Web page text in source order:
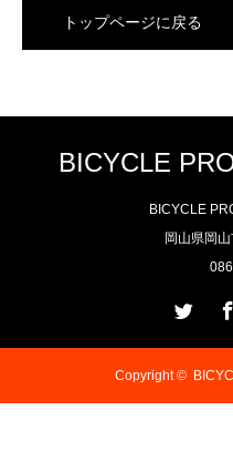
トップページに戻る
BICYCLE
BICYCLE
岡山県岡
Copyright ©